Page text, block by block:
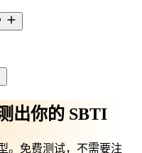
出你的 SBTI
。免费测试，不需要注